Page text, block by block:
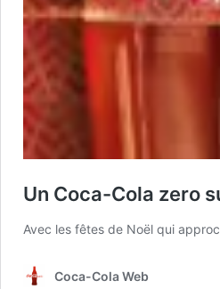
Un Coca-Cola zero
Avec les fêtes de Noël qui
Coca-Cola Web